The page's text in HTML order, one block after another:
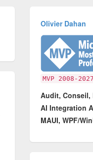
Olivier Dahan
MVP 2008-
Audit, Conseil,
AI Integration
MAUI, WPF/